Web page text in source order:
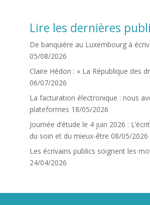
Lire les dernières
De banquière au Luxembourg à
05/08/2026
Claire Hédon : « La République des
06/07/2026
La facturation électronique : nous
plateformes 18/05/2026
Journée d’étude le 4 juin 2026 :
du soin et du mieux-être 08/05/2026
Les écrivains publics soignent les
24/04/2026